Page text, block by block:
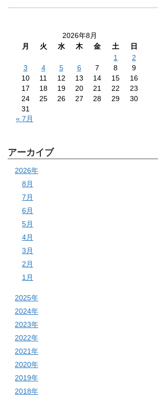
2026年8月
月
火 水 木 金 土
日
1
2
3
4 5 6 7 8
9
10
11 12 13 14 15
16
17
18 19 20 21 22
23
24
25 26 27 28 29
30
31
« 7月
アーカイブ
2026年
8月
7月
6月
5月
4月
3月
2月
1月
2025年
2024年
2023年
2022年
2021年
2020年
2019年
2018年